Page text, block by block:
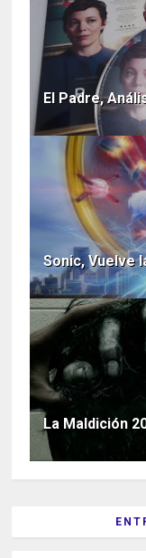
El Padre,
Sonic, Vuelve
La Maldición